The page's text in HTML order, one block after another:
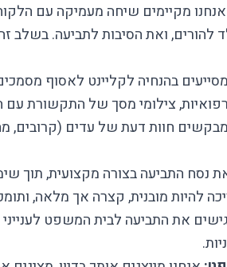
אנחנו מקיימים שיחה מעמיקה עם
להורים, ואת הסיבות לתביעה. בשלב
בהנחיה לקליינט לאסוף
צילומי מסך של התקשורת עם
חוות דעת של עדים (קרובים,
את נסח התביעה בצורה מקצועית,
להיות מובנית, קצרה אך מלאה,
את התביעה לבית המשפט